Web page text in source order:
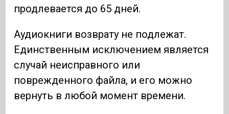
продлевается до 65 дней.
Аудиокниги возврату не подлежат.
Единственным исключением является
случай неисправного или
поврежденного файла, и его можно
вернуть в любой момент времени.